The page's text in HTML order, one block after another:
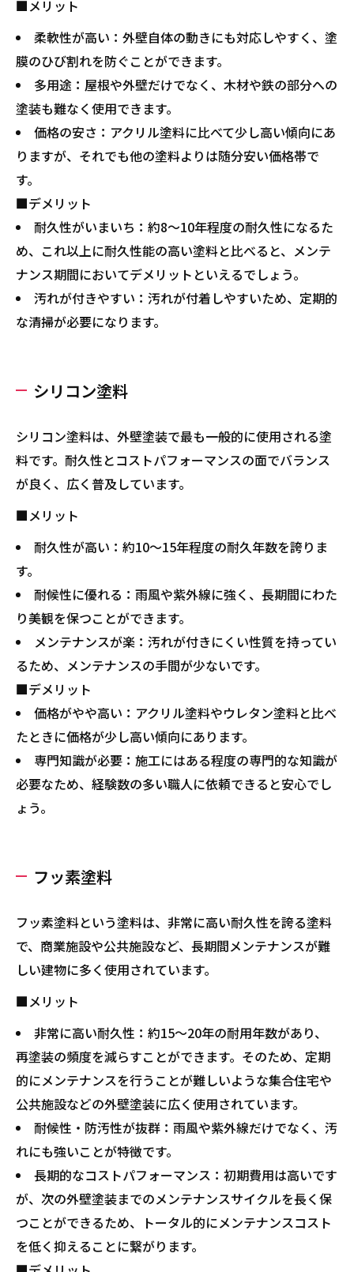
■メリット
柔軟性が高い：外壁自体の動きにも対応しやすく、塗
膜のひび割れを防ぐことができます。
多用途：屋根や外壁だけでなく、木材や鉄の部分への
塗装も難なく使用できます。
価格の安さ：アクリル塗料に比べて少し高い傾向にあ
りますが、それでも他の塗料よりは随分安い価格帯で
す。
■デメリット
耐久性がいまいち：約8～10年程度の耐久性になるた
め、これ以上に耐久性能の高い塗料と比べると、メンテ
ナンス期間においてデメリットといえるでしょう。
汚れが付きやすい：汚れが付着しやすいため、定期的
な清掃が必要になります。
シリコン塗料
シリコン塗料は、外壁塗装で最も一般的に使用される塗
料です。耐久性とコストパフォーマンスの面でバランス
が良く、広く普及しています。
■メリット
耐久性が高い：約10～15年程度の耐久年数を誇りま
す。
耐候性に優れる：雨風や紫外線に強く、長期間にわた
り美観を保つことができます。
メンテナンスが楽：汚れが付きにくい性質を持ってい
るため、メンテナンスの手間が少ないです。
■デメリット
価格がやや高い：アクリル塗料やウレタン塗料と比べ
たときに価格が少し高い傾向にあります。
専門知識が必要：施工にはある程度の専門的な知識が
必要なため、経験数の多い職人に依頼できると安心でし
ょう。
フッ素塗料
フッ素塗料という塗料は、非常に高い耐久性を誇る塗料
で、商業施設や公共施設など、長期間メンテナンスが難
しい建物に多く使用されています。
■メリット
非常に高い耐久性：約15～20年の耐用年数があり、
再塗装の頻度を減らすことができます。そのため、定期
的にメンテナンスを行うことが難しいような集合住宅や
公共施設などの外壁塗装に広く使用されています。
耐候性・防汚性が抜群：雨風や紫外線だけでなく、汚
れにも強いことが特徴です。
長期的なコストパフォーマンス：初期費用は高いです
が、次の外壁塗装までのメンテナンスサイクルを長く保
つことができるため、トータル的にメンテナンスコスト
を低く抑えることに繋がります。